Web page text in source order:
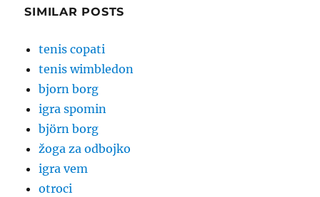
SIMILAR POSTS
tenis copati
tenis wimbledon
bjorn borg
igra spomin
björn borg
žoga za odbojko
igra vem
otroci